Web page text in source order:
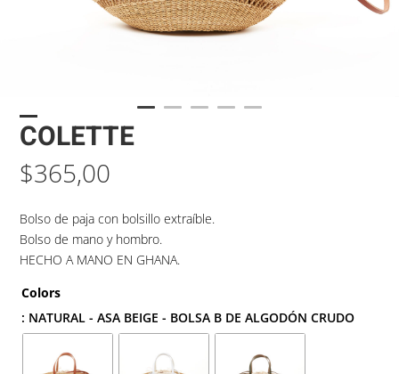
COLETTE
$365,00
Bolso de paja con bolsillo extraíble.
Bolso de mano y hombro.
HECHO A MANO EN GHANA.
Colors
: NATURAL - ASA BEIGE - BOLSA B DE ALGODÓN CRUDO